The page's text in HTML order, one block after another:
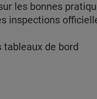
les bonnes
inspections
de bord